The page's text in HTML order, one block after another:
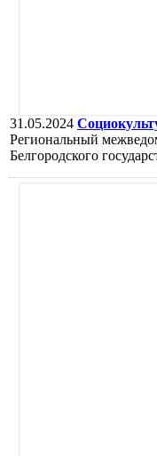
31.05.2024
Региональный
Белгородского